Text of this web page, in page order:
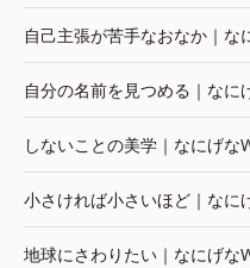
自己主張が苦手なおなか｜な
自分の名前を見つめる｜なに
しないことの美学｜なにげな
小さければ小さいほど｜なに
地球にさわりたい｜なにげな